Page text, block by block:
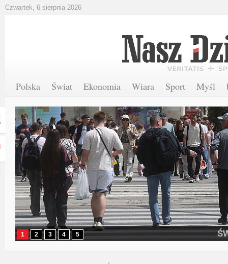
Czwartek, 6 sierpnia 2026
Polska Świat Ekonomia Wiara Sport Myśl
1 2 3 4 5